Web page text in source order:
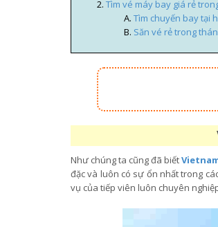
Tìm vé máy bay giá rẻ
Tìm chuyến bay tại
Săn vé rẻ trong
Như chúng ta cũng đã biết
đặc và luôn có sự ổn nhất trong
vụ của tiếp viên luôn chuyên